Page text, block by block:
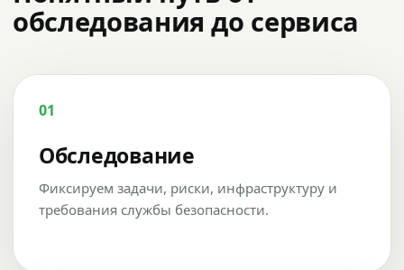
обследования до сервиса
01
Обследование
Фиксируем задачи, риски, инфраструктуру и
требования службы безопасности.